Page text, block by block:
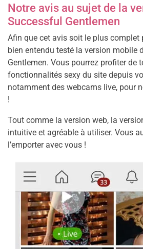
Notre avis au sujet de la
Successful Gentlemen
Afin que cet avis soit le plus complet
bien entendu testé la version mobile
Gentlemen. Vous pourrez profiter de
fonctionnalités sexy du site depuis
notamment des webcams live, pour
!
Tout comme la version web, la
intuitive et agréable à utiliser. Vous
l’emporter avec vous !